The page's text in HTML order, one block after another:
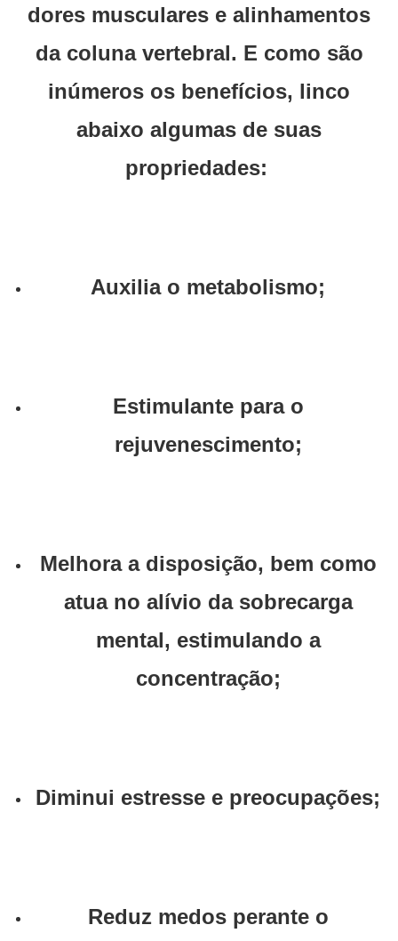
dores musculares e alinhamentos
da coluna vertebral. E como são
inúmeros os benefícios, linco
abaixo algumas de suas
propriedades:
Auxilia o metabolismo;
Estimulante para o
rejuvenescimento;
Melhora a disposição, bem como
atua no alívio da sobrecarga
mental, estimulando a
concentração;
Diminui estresse e preocupações;
Reduz medos perante o